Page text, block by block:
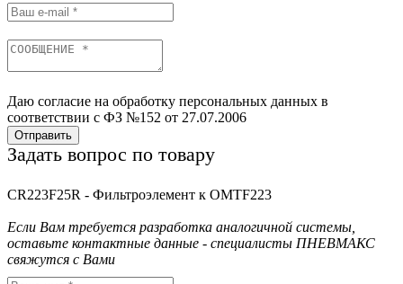
Даю согласие на обработку персональных данных в
соответствии с ФЗ №152 от 27.07.2006
Отправить
Задать вопрос по товару
CR223F25R - Фильтроэлемент к OMTF223
Если Вам требуется разработка аналогичной системы,
оставьте контактные данные - специалисты ПНЕВМАКС
свяжутся с Вами